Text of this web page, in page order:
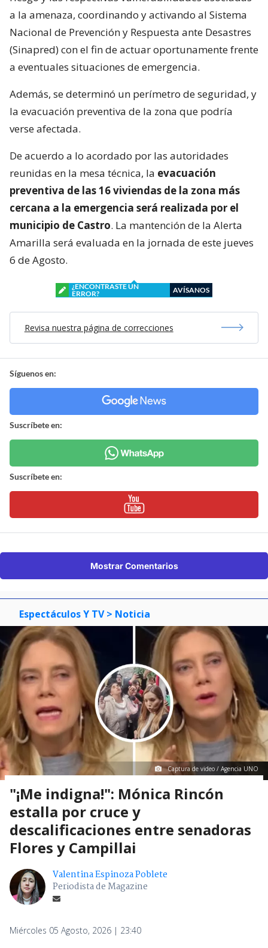
a la amenaza, coordinando y activando al Sistema
Nacional de Prevención y Respuesta ante Desastres
(Sinapred) con el fin de actuar oportunamente frente
a eventuales situaciones de emergencia.
Además, se determinó un perímetro de seguridad, y
la evacuación preventiva de la zona que podría
verse afectada.
De acuerdo a lo acordado por las autoridades
reunidas en la mesa técnica, la evacuación
preventiva de las 16 viviendas de la zona más
cercana a la emergencia será realizada por el
municipio de Castro. La mantención de la Alerta
Amarilla será evaluada en la jornada de este jueves
6 de Agosto.
¿ENCONTRASTE UN
ERROR?
AVÍSANOS
Revisa nuestra página de correcciones
Síguenos en:
Suscríbete en:
Suscríbete en:
Mostrar Comentarios
Espectáculos Y TV > Noticia
Captura de video / Agencia UNO
"¡Me indigna!": Mónica Rincón
estalla por cruce y
descalificaciones entre senadoras
Flores y Campillai
Valentina Espinoza Poblete
Periodista de Magazine
Miércoles 05 Agosto, 2026 | 23:40